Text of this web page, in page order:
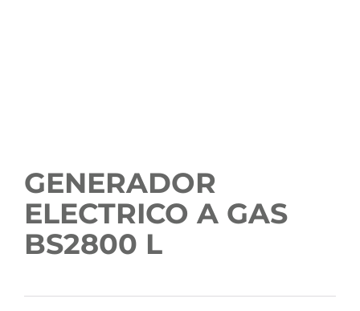
GENERADOR
ELECTRICO A GAS
BS2800 L